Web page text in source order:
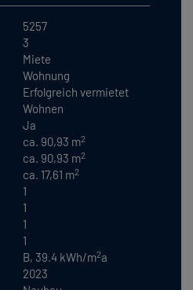
5257
3
Miete
Wohnung
Erfolgreich vermietet
Wohnen
Ja
ca. 90,93 m2
ca. 90,93 m2
ca. 17,61 m2
1
1
1
1
B, 39.4 kWh/m2a
2023